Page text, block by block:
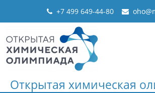
+7 499 649-44-80
Открытая химическая